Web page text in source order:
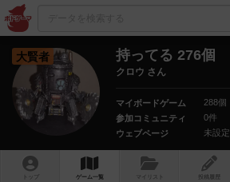
大賢者 持ってる 276個
クロウ さん
マイボードゲーム
288個
参加コミュニティ
0件
ウェブページ
未設定
トップ ゲーム一覧 マイリスト 投稿履歴